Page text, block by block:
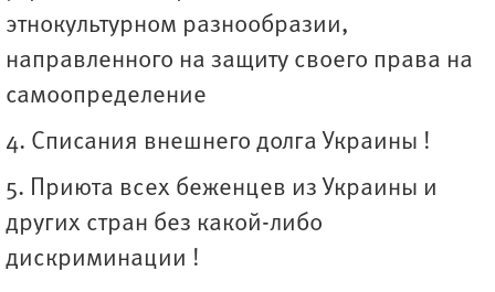
этнокультурном разнообразии,
направленного на защиту своего права на
самоопределение
4. Списания внешнего долга Украины !
5. Приюта всех беженцев из Украины и
других стран без какой-либо
дискриминации !